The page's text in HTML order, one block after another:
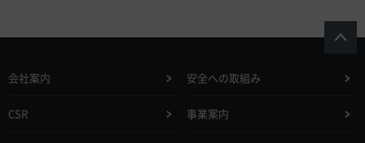
会社案内 安全への取組み
CSR 事業案内